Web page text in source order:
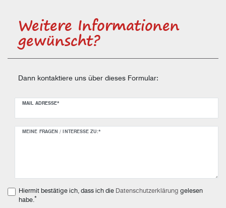
Weitere Informationen
gewünscht?
Dann kontaktiere uns über dieses Formular:
MAIL ADRESSE*
MEINE FRAGEN / INTERESSE ZU:*
Hiermit bestätige ich, dass ich die Daten­schutz­erklärung gelesen
habe.*
Ceres::Template.mailFormHoneypotLabel